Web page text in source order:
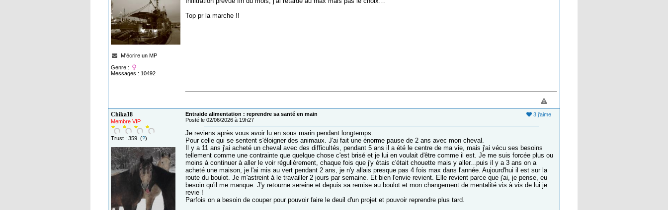
M'écrire un MP
Genre :
Messages : 10492
Top pr la marche !!
Chika18
Membre VIP
Trust : 359 (?)
3 j'aime
Entraide alimentation : reprendre sa santé en main
Posté le 02/06/2026 à 19h27
Je reviens après vous avoir lu en sous marin pendant longtemps.
Pour celle qui se sentent s'éloigner des animaux. J'ai fait une énorme pause de 2 ans avec mon cheval.
Il y a 11 ans j'ai acheté un cheval avec des difficultés, pendant 5 ans il a été le centre de ma vie, mais j'ai vécu ses besoins
tellement comme une contrainte que quelque chose c'est brisé et je lui en voulait d'être comme il est. Je me suis forcée plus ou
moins à continuer à aller le voir régulièrement, chaque fois que j'y étais c'était chouette mais y aller...puis il y a 3 ans on a
acheté une maison, je l'ai mis au vert pendant 2 ans, je n'y allais presque pas 4 fois max dans l'année. Aujourd'hui il est sur la
route du boulot. Je m'astreint à le travailler 2 jours par semaine. Et bien l'envie revient. Elle revient parce que j'ai, je pense, eu
besoin qu'il me manque. J'y retourne sereine et depuis sa remise au boulot et mon changement de mentalité vis à vis de lui je
revie !
Parfois on a besoin de couper pour pouvoir faire le deuil d'un projet et pouvoir reprendre plus tard.